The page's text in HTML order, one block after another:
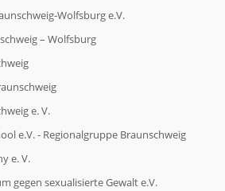
Wolfsburg e.V.
– Wolfsburg
e. V.
e.V. - Regionalgruppe Braunschweig
e. V.
gegen sexualisierte Gewalt e.V.